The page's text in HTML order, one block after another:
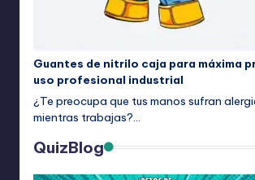
Guantes de nitrilo caja para máxima
uso profesional industrial
¿Te preocupa que tus manos sufran
mientras trabajas?…
QuizBlog